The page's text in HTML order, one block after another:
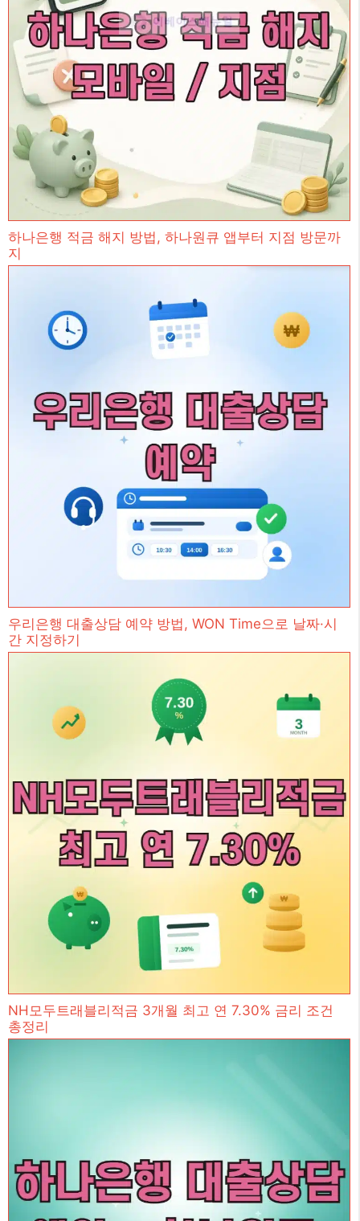
하나은행 적금 해지 방법, 하나원큐 앱부터 지점 방문까
지
우리은행 대출상담 예약 방법, WON Time으로 날짜·시
간 지정하기
NH모두트래블리적금 3개월 최고 연 7.30% 금리 조건
총정리